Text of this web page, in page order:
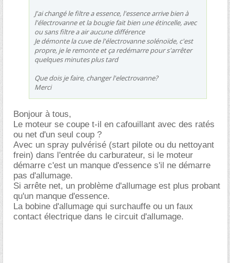
J'ai changé le filtre a essence, l'essence arrive bien à
l'électrovanne et la bougie fait bien une étincelle, avec
ou sans filtre a air aucune différence
Je démonte la cuve de l'électrovanne solénoïde, c'est
propre, je le remonte et ça redémarre pour s'arrêter
quelques minutes plus tard
Que dois je faire, changer l'electrovanne?
Merci
Bonjour à tous,
Le moteur se coupe t-il en cafouillant avec des ratés
ou net d'un seul coup ?
Avec un spray pulvérisé (start pilote ou du nettoyant
frein) dans l'entrée du carburateur, si le moteur
démarre c'est un manque d'essence s'il ne démarre
pas d'allumage.
Si arrête net, un problème d'allumage est plus probant
qu'un manque d'essence.
La bobine d'allumage qui surchauffe ou un faux
contact électrique dans le circuit d'allumage.